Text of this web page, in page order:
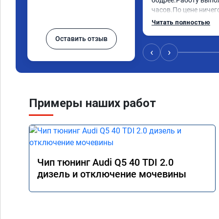
Оставить отзыв
часов.По цене
как договаривались
знаю,куда ехать в
авто.Однозначно
Читать полностью
‹ ›
Примеры наших работ
Чип тюнинг Audi Q5 40 TDI 2.0
дизель и отключение мочевины